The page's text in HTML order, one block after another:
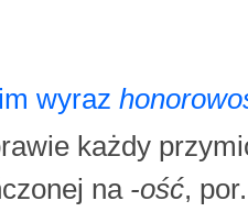
wyraz
każdy
na -ość,